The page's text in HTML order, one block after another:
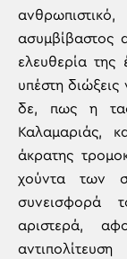
ασυμβίβαστος
ελευθερία της
υπέστη διώξεις
δε, πως η
Καλαμαριάς,
άκρατης
χούντα των
συνεισφορά
αριστερά,